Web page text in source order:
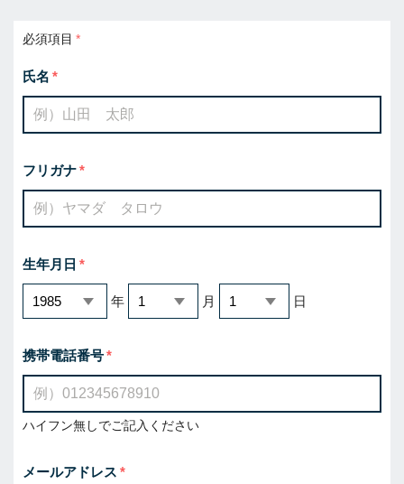
必須項目
氏名
フリガナ
生年月日
年 月 日
携帯電話番号
ハイフン無しでご記入ください
メールアドレス